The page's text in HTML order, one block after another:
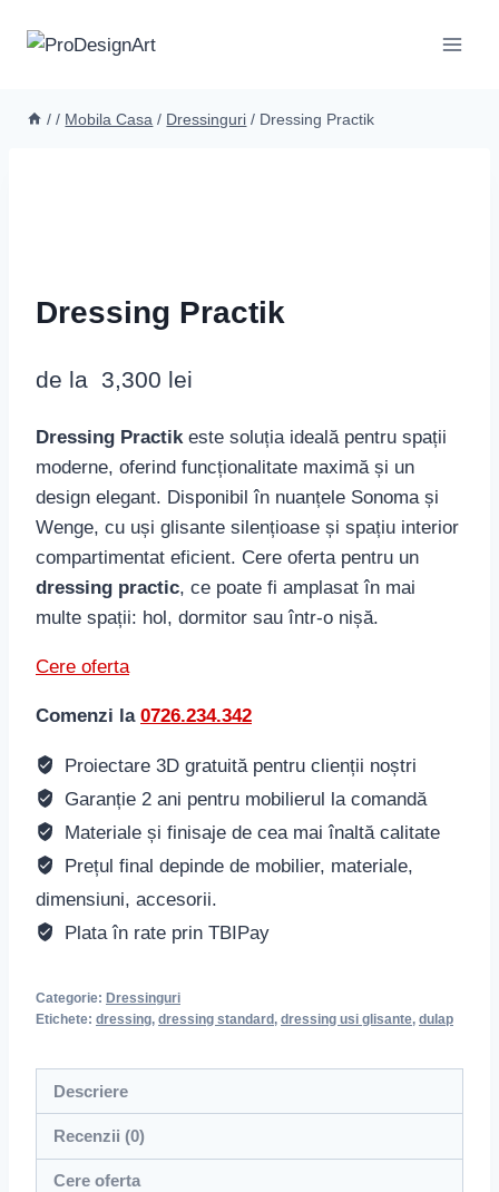
/ / Mobila Casa / Dressinguri / Dressing Practik
Dressing Practik
de la 3,300 lei
Dressing Practikeste soluția ideală pentru spații
moderne, oferind funcționalitate maximă și un
design elegant. Disponibil în nuanțele Sonoma și
Wenge, cu uși glisante silențioase și spațiu interior
compartimentat eficient. Cere oferta pentru un
dressing practic, ce poate fi amplasat în mai
multe spații: hol, dormitor sau într-o nișă.
Cere oferta
Comenzi la 0726.234.342
Proiectare 3D gratuită pentru clienții noștri
Garanție 2 ani pentru mobilierul la comandă
Materiale și finisaje de cea mai înaltă calitate
Prețul final depinde de mobilier, materiale,
dimensiuni, accesorii.
Plata în rate prin TBIPay
Categorie: Dressinguri
Etichete: dressing, dressing standard , dressing usi glisante, dulap
Descriere
Recenzii (0)
Cere oferta